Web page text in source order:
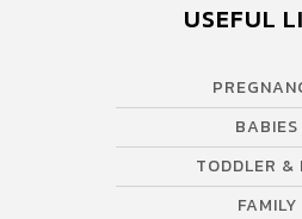
USEFUL
BABIES
TODDLER &
FAMILY